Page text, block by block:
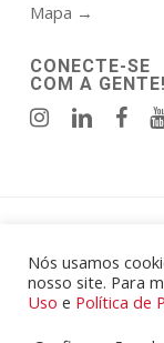
Mapa →
CONECTE-SE
COM A GENTE!
© 2026 Atala Elmor
00.567.425/0001-87.
Todos os Direitos
Nós usamos
nosso site. Para
Uso e Política de